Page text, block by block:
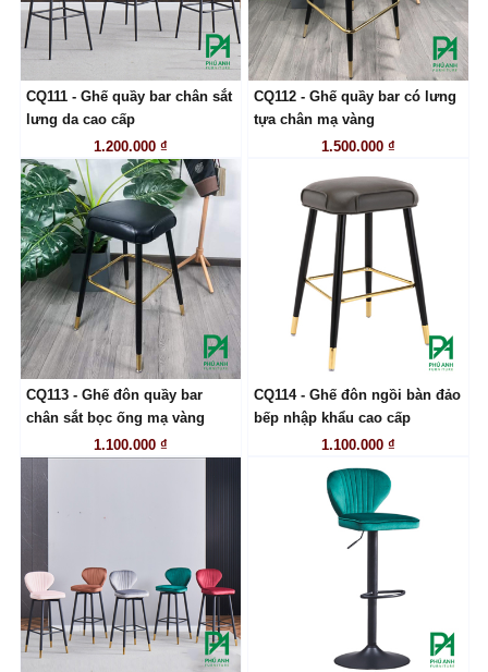
LIÊN HỆ
CQ111 - Ghế quầy bar chân sắt
lưng da cao cấp
1.200.000 ₫
LIÊN HỆ
CQ112 - Ghế quầy bar có lưng
tựa chân mạ vàng
1.500.000 ₫
LIÊN HỆ
CQ113 - Ghế đôn quầy bar
chân sắt bọc ống mạ vàng
1.100.000 ₫
LIÊN HỆ
CQ114 - Ghế đôn ngồi bàn đảo
bếp nhập khẩu cao cấp
1.100.000 ₫